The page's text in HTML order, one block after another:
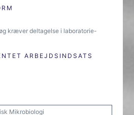
kræver deltagelse i laboratorie-
ARBEJDSINDSATS
Mikrobiologi